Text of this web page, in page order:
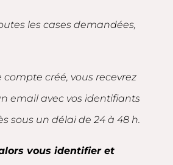
les cases demandées,
compte créé, vous recevrez
email avec vos identifiants
sous un délai de 24 à 48 h.
vous identifier et